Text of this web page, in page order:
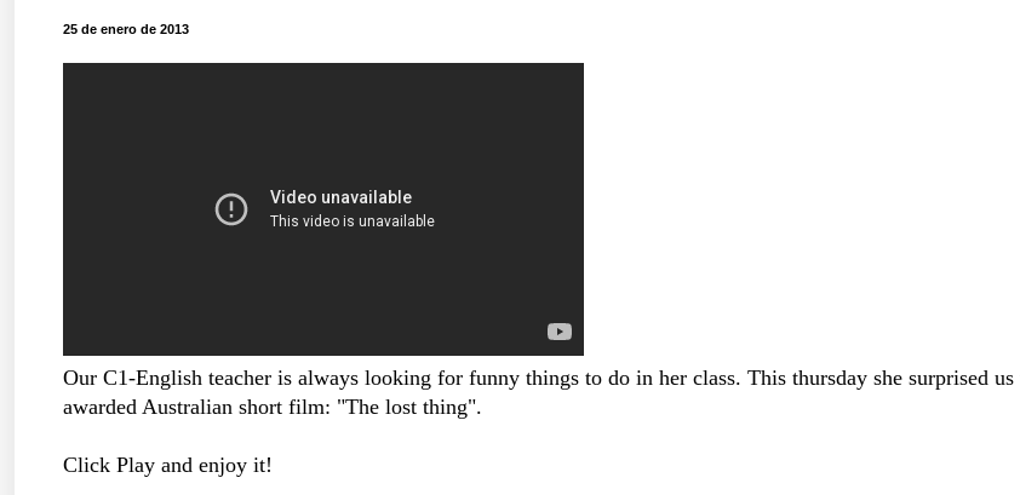
25 de enero de 2013
Our C1-English teacher is always looking for funny things to do in her class. This thursday she surprised
awarded Australian short film: "The lost thing".
Click Play and enjoy it!